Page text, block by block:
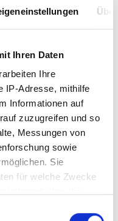
Ihren Daten
Ihre
IP-Adresse, mithilfe
Informationen auf
zuzugreifen und so
Messungen von
sowie
Sie
für welche Zwecke
BULLSEYE 4400-
31Fi